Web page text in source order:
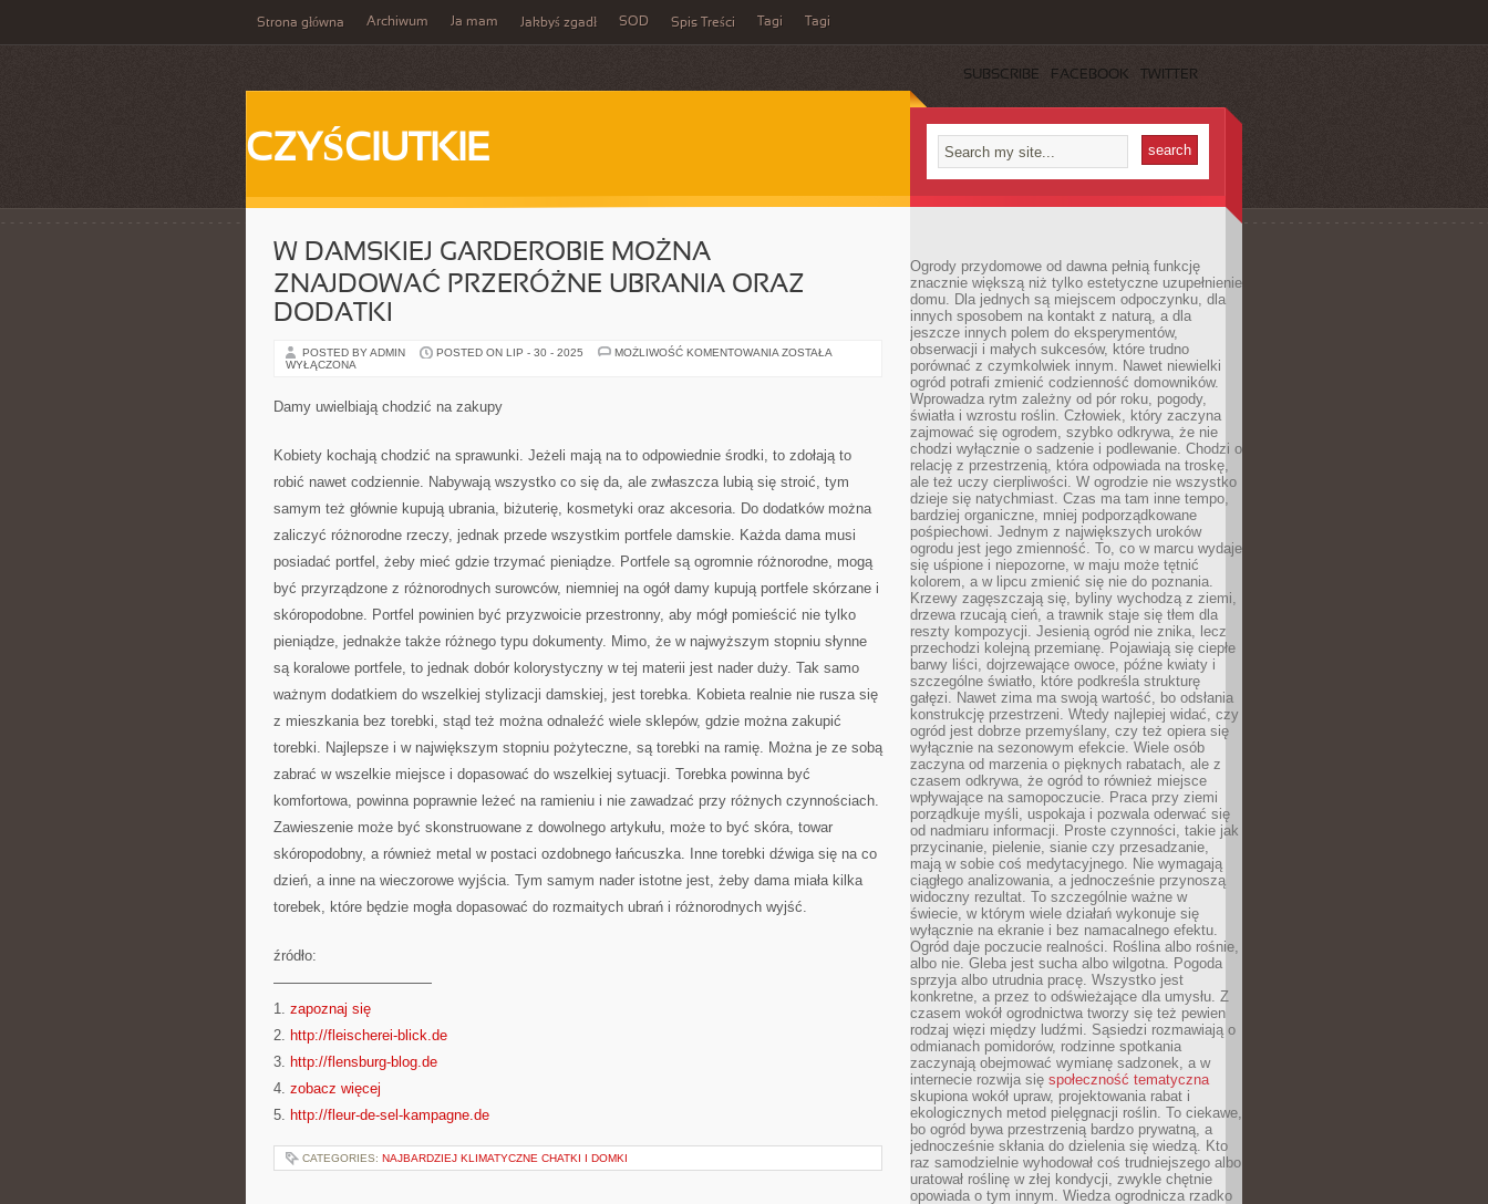
Strona główna Archiwum Ja mam Jakbyś zgadł SOD Spis Treści Tagi Tagi
SUBSCRIBE FACEBOOK TWITTER
CZYŚCIUTKIE
W DAMSKIEJ GARDEROBIE MOŻNA
ZNAJDOWAĆ PRZERÓŻNE UBRANIA ORAZ
DODATKI
POSTED BY ADMIN POSTED ON LIP - 30 - 2025 MOŻLIWOŚĆ KOMENTOWANIA W
DODATKI
ZOSTAŁA
WYŁĄCZONA
Damy uwielbiają chodzić na zakupy
Kobiety kochają chodzić na sprawunki. Jeżeli mają na to odpowiednie środki, to zdołają to
robić nawet codziennie. Nabywają wszystko co się da, ale zwłaszcza lubią się stroić, tym
samym też głównie kupują ubrania, biżuterię, kosmetyki oraz akcesoria. Do dodatków można
zaliczyć różnorodne rzeczy, jednak przede wszystkim portfele damskie. Każda dama musi
posiadać portfel, żeby mieć gdzie trzymać pieniądze. Portfele są ogromnie różnorodne, mogą
być przyrządzone z różnorodnych surowców, niemniej na ogół damy kupują portfele skórzane i
skóropodobne. Portfel powinien być przyzwoicie przestronny, aby mógł pomieścić nie tylko
pieniądze, jednakże także różnego typu dokumenty. Mimo, że w najwyższym stopniu słynne
są koralowe portfele, to jednak dobór kolorystyczny w tej materii jest nader duży. Tak samo
ważnym dodatkiem do wszelkiej stylizacji damskiej, jest torebka. Kobieta realnie nie rusza się
z mieszkania bez torebki, stąd też można odnaleźć wiele sklepów, gdzie można zakupić
torebki. Najlepsze i w największym stopniu pożyteczne, są torebki na ramię. Można je ze sobą
zabrać w wszelkie miejsce i dopasować do wszelkiej sytuacji. Torebka powinna być
komfortowa, powinna poprawnie leżeć na ramieniu i nie zawadzać przy różnych czynnościach.
Zawieszenie może być skonstruowane z dowolnego artykułu, może to być skóra, towar
skóropodobny, a również metal w postaci ozdobnego łańcuszka. Inne torebki dźwiga się na co
dzień, a inne na wieczorowe wyjścia. Tym samym nader istotne jest, żeby dama miała kilka
torebek, które będzie mogła dopasować do rozmaitych ubrań i różnorodnych wyjść.
źródło:
———————————
1. zapoznaj się
2. http://fleischerei-blick.de
3. http://flensburg-blog.de
4. zobacz więcej
5. http://fleur-de-sel-kampagne.de
CATEGORIES: NAJBARDZIEJ KLIMATYCZNE CHATKI I DOMKI
Ogrody przydomowe od dawna pełnią funkcję
znacznie większą niż tylko estetyczne uzupełnienie
domu. Dla jednych są miejscem odpoczynku, dla
innych sposobem na kontakt z naturą, a dla
jeszcze innych polem do eksperymentów,
obserwacji i małych sukcesów, które trudno
porównać z czymkolwiek innym. Nawet niewielki
ogród potrafi zmienić codzienność domowników.
Wprowadza rytm zależny od pór roku, pogody,
światła i wzrostu roślin. Człowiek, który zaczyna
zajmować się ogrodem, szybko odkrywa, że nie
chodzi wyłącznie o sadzenie i podlewanie. Chodzi o
relację z przestrzenią, która odpowiada na troskę,
ale też uczy cierpliwości. W ogrodzie nie wszystko
dzieje się natychmiast. Czas ma tam inne tempo,
bardziej organiczne, mniej podporządkowane
pośpiechowi. Jednym z największych uroków
ogrodu jest jego zmienność. To, co w marcu wydaje
się uśpione i niepozorne, w maju może tętnić
kolorem, a w lipcu zmienić się nie do poznania.
Krzewy zagęszczają się, byliny wychodzą z ziemi,
drzewa rzucają cień, a trawnik staje się tłem dla
reszty kompozycji. Jesienią ogród nie znika, lecz
przechodzi kolejną przemianę. Pojawiają się ciepłe
barwy liści, dojrzewające owoce, późne kwiaty i
szczególne światło, które podkreśla strukturę
gałęzi. Nawet zima ma swoją wartość, bo odsłania
konstrukcję przestrzeni. Wtedy najlepiej widać, czy
ogród jest dobrze przemyślany, czy też opiera się
wyłącznie na sezonowym efekcie. Wiele osób
zaczyna od marzenia o pięknych rabatach, ale z
czasem odkrywa, że ogród to również miejsce
wpływające na samopoczucie. Praca przy ziemi
porządkuje myśli, uspokaja i pozwala oderwać się
od nadmiaru informacji. Proste czynności, takie jak
przycinanie, pielenie, sianie czy przesadzanie,
mają w sobie coś medytacyjnego. Nie wymagają
ciągłego analizowania, a jednocześnie przynoszą
widoczny rezultat. To szczególnie ważne w
świecie, w którym wiele działań wykonuje się
wyłącznie na ekranie i bez namacalnego efektu.
Ogród daje poczucie realności. Roślina albo rośnie,
albo nie. Gleba jest sucha albo wilgotna. Pogoda
sprzyja albo utrudnia pracę. Wszystko jest
konkretne, a przez to odświeżające dla umysłu. Z
czasem wokół ogrodnictwa tworzy się też pewien
rodzaj więzi między ludźmi. Sąsiedzi rozmawiają o
odmianach pomidorów, rodzinne spotkania
zaczynają obejmować wymianę sadzonek, a w
internecie rozwija się społeczność tematyczna
skupiona wokół upraw, projektowania rabat i
ekologicznych metod pielęgnacji roślin. To ciekawe,
bo ogród bywa przestrzenią bardzo prywatną, a
jednocześnie skłania do dzielenia się wiedzą. Kto
raz samodzielnie wyhodował coś trudniejszego albo
uratował roślinę w złej kondycji, zwykle chętnie
opowiada o tym innym. Wiedza ogrodnicza rzadko